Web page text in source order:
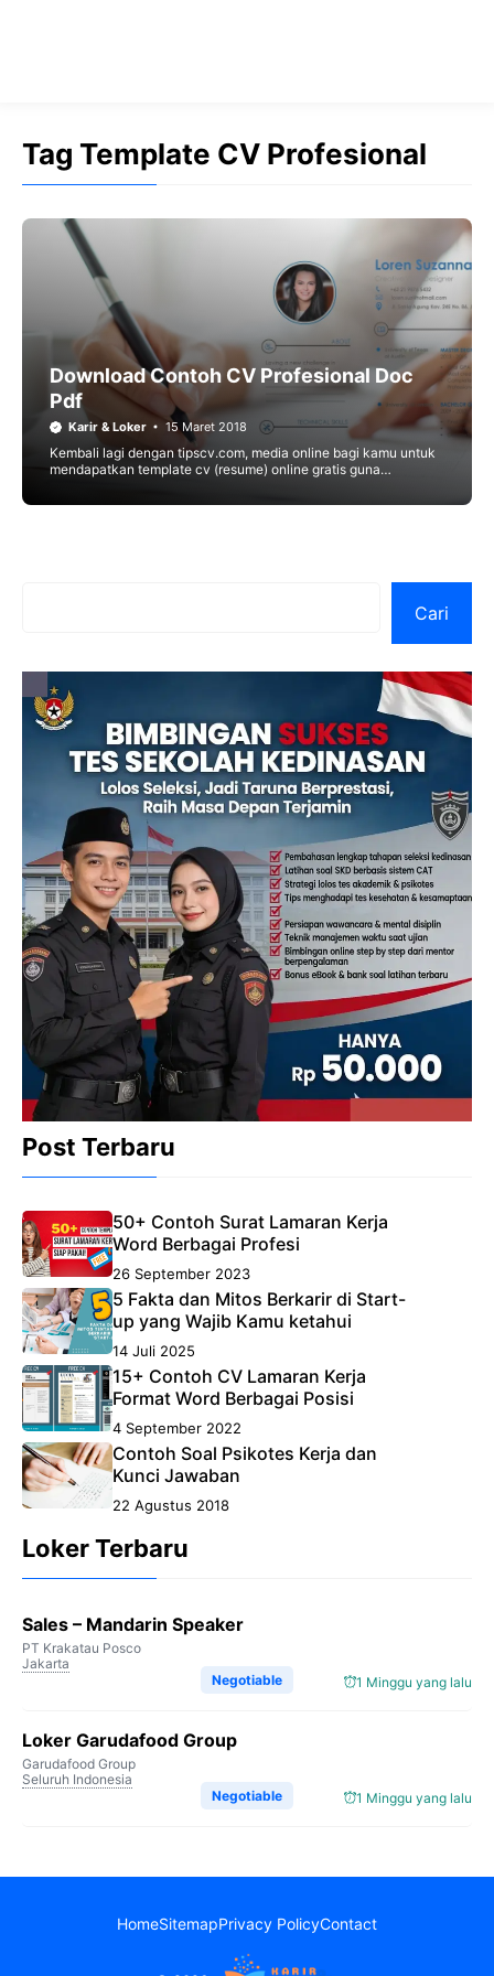
Tag Template CV Profesional
Download Contoh CV Profesional Doc
Pdf
Karir & Loker 15 Maret 2018
Kembali lagi dengan tipscv.com, media online bagi kamu untuk
mendapatkan template cv (resume) online gratis guna
format template
Cari
Post Terbaru
50+ Contoh Surat Lamaran Kerja
Word Berbagai Profesi
26 September 2023
5 Fakta dan Mitos Berkarir di Start-
up yang Wajib Kamu ketahui
14 Juli 2025
15+ Contoh CV Lamaran Kerja
Format Word Berbagai Posisi
4 September 2022
Contoh Soal Psikotes Kerja dan
Kunci Jawaban
22 Agustus 2018
Loker Terbaru
Sales – Mandarin Speaker
PT Krakatau Posco
Jakarta
1 Minggu yang lalu
Negotiable
Loker Garudafood Group
Garudafood Group
Seluruh Indonesia
1 Minggu yang lalu
Negotiable
HomeSitemapPrivacy PolicyContact